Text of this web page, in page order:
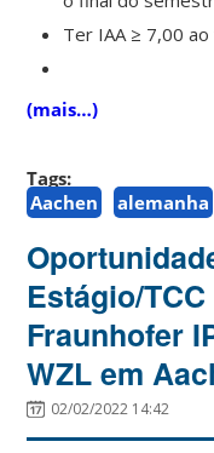
Ter IAA ≥ 7,00
(mais…)
Tags:
Aachen
alemanha
Estágio/
Fraunhofer
WZL em
02/02/2022 14:42